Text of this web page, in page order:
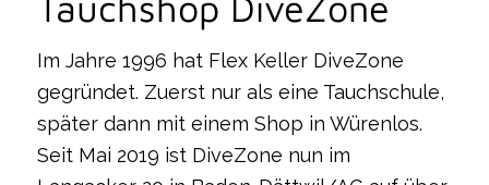
Im Jahre 1996 hat Flex Keller DiveZone
gegründet. Zuerst nur als eine Tauchschule,
später dann mit einem Shop in Würenlos.
Seit Mai 2019 ist DiveZone nun im